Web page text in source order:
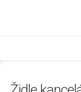
Ekonomika